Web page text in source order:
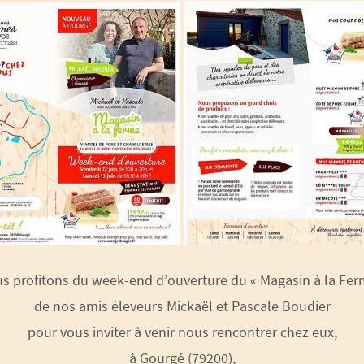
profitons du week-end d’ouverture du « Magasin à la
de nos amis éleveurs Mickaël et Pascale Boudier
pour vous inviter à venir nous rencontrer chez eux,
à Gourgé (79200),